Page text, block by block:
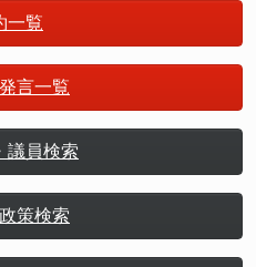
一覧
言一覧
議員検索
策検索